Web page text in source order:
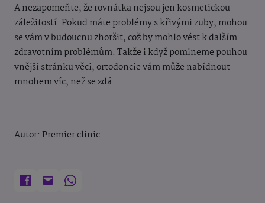
A nezapomeňte, že rovnátka nejsou jen kosmetickou
záležitostí. Pokud máte problémy s křivými zuby, mohou
se vám v budoucnu zhoršit, což by mohlo vést k dalším
zdravotním problémům. Takže i když pomineme pouhou
vnější stránku věci, ortodoncie vám může nabídnout
mnohem víc, než se zdá.
Autor: Premier clinic